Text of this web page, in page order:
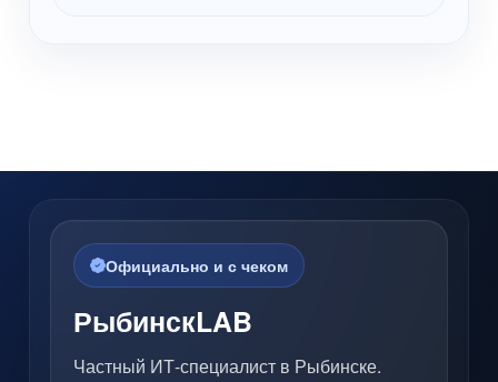
Официально и с чеком
РыбинскLAB
Частный ИТ-специалист в Рыбинске.